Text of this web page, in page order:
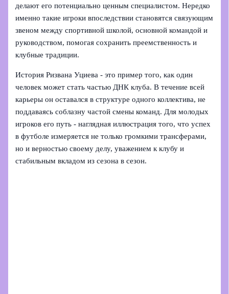
делают его потенциально ценным специалистом. Нередко
именно такие игроки впоследствии становятся связующим
звеном между спортивной школой, основной командой и
руководством, помогая сохранить преемственность и
клубные традиции.
История Ризвана Уциева - это пример того, как один
человек может стать частью ДНК клуба. В течение всей
карьеры он оставался в структуре одного коллектива, не
поддаваясь соблазну частой смены команд. Для молодых
игроков его путь - наглядная иллюстрация того, что успех
в футболе измеряется не только громкими трансферами,
но и верностью своему делу, уважением к клубу и
стабильным вкладом из сезона в сезон.